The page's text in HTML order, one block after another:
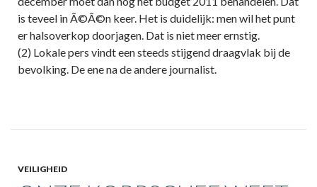
is teveel in Ã©Ã©n keer. Het is duidelijk: men wil het punt
er halsoverkop doorjagen. Dat is niet meer ernstig.
(2) Lokale pers vindt een steeds stijgend draagvlak bij de
bevolking. De ene na de andere journalist.
VEILIGHEID